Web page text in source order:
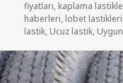
fiyatları, kaplama
haberleri, lobet lastikleri
lastik, Ucuz lastik,